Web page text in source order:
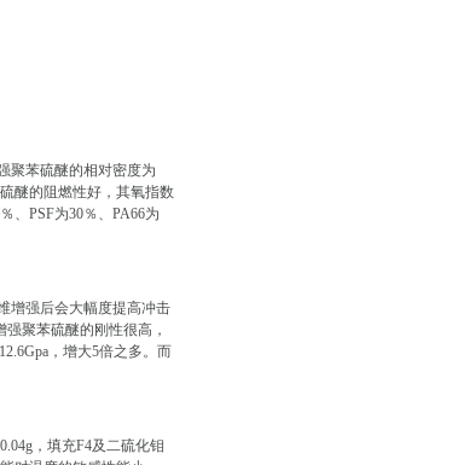
聚苯硫醚的相对密度为
醚的阻燃性好，其氧指数
、PSF为30％、PA66为
增强后会大幅度提高冲击
强聚苯硫醚的刚性很高，
，增大5倍之多。而
，填充F4及二硫化钼